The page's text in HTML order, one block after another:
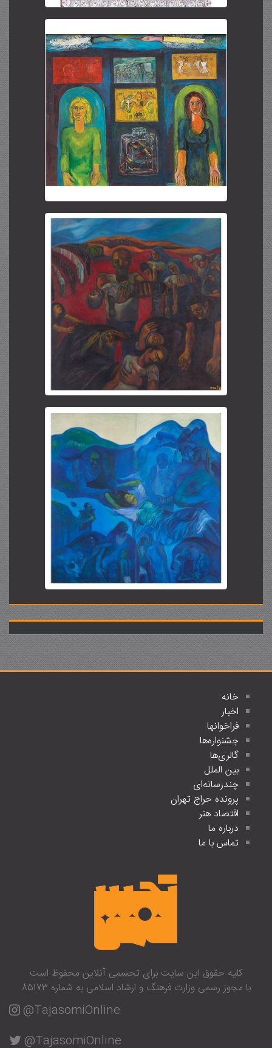
خانه
اخبار
فراخوانها
جشنواره‌ها
گالری‌ها
بین الملل
چندرسانه‌ای
پرونده حراج تهران
اقتصاد هنر
درباره ما
تماس با ما
کلیه حقوق این سایت برای تجسمی آنلاین محفوظ است
با مجوز رسمی وزارت فرهنگ و ارشاد اسلامی به شماره 85173
@TajasomiOnline
@TajasomiOnline